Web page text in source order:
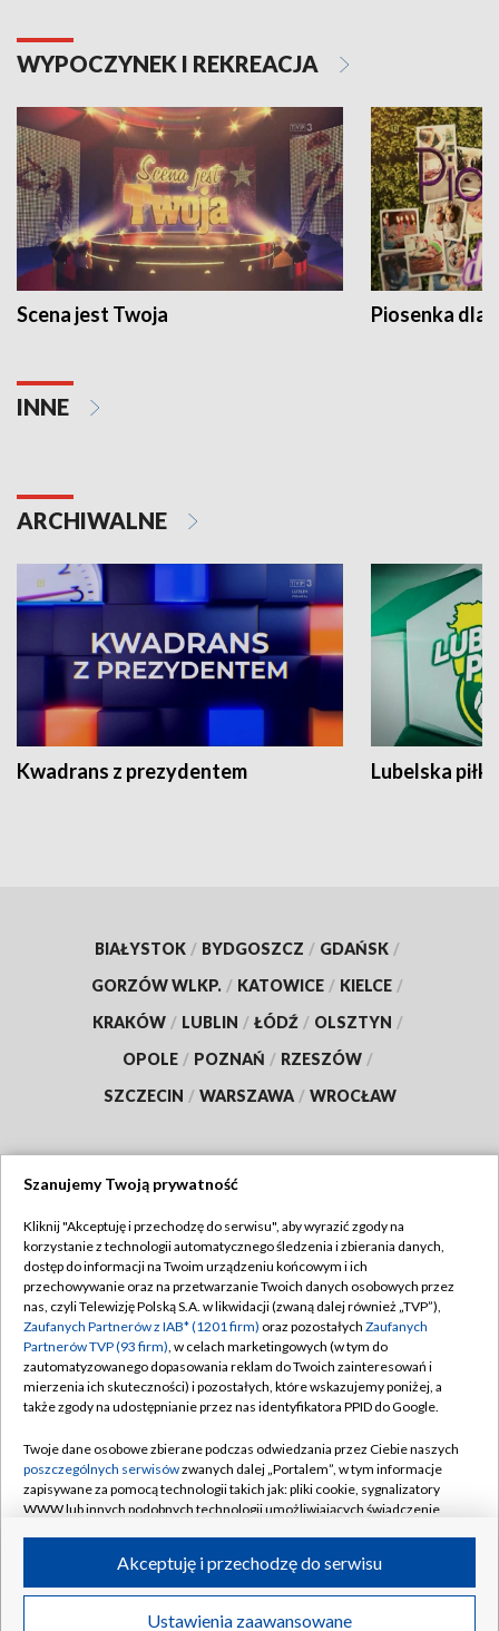
WYPOCZYNEK I REKREACJA
Scena jest Twoja Piosenka dla
INNE
ARCHIWALNE
Kwadrans z prezydentem Lubelska piłka
BIAŁYSTOK / BYDGOSZCZ / GDAŃSK /
GORZÓW WLKP. / KATOWICE / KIELCE /
KRAKÓW / LUBLIN / ŁÓDŹ / OLSZTYN /
OPOLE / POZNAŃ / RZESZÓW /
SZCZECIN / WARSZAWA / WROCŁAW
TVP
Abonament TVP
Emisja w TVP
Centrum informacji TVP
Naziemna Telewizja Cyfrowa
Rada Programowa
System NOS
Informacje o nadawcy
Program dla prasy
Regulamin TVP
Polityka prywatności
Moje zgody
Pomoc
Kontakt
Kanały
©2026 Telewizja Polska S.A. w likwidacji
Szanujemy Twoją prywatność
Kliknij "Akceptuję i przechodzę do serwisu", aby wyrazić zgody na
korzystanie z technologii automatycznego śledzenia i zbierania danych,
dostęp do informacji na Twoim urządzeniu końcowym i ich
przechowywanie oraz na przetwarzanie Twoich danych osobowych przez
nas, czyli Telewizję Polską S.A. w likwidacji (zwaną dalej również „TVP”),
Zaufanych Partnerów z IAB* (1201 firm) oraz pozostałych Zaufanych
Partnerów TVP (93 firm), w celach marketingowych (w tym do
zautomatyzowanego dopasowania reklam do Twoich zainteresowań i
mierzenia ich skuteczności) i pozostałych, które wskazujemy poniżej, a
także zgody na udostępnianie przez nas identyfikatora PPID do Google.
Twoje dane osobowe zbierane podczas odwiedzania przez Ciebie naszych
poszczególnych serwisówzwanych dalej „Portalem”, w tym informacje
zapisywane za pomocą technologii takich jak: pliki cookie, sygnalizatory
WWW lub innych podobnych technologii umożliwiających świadczenie
ruchu w Internecie.
Twoje dane osobowe zbierane podczas odwiedzania przez Ciebie
Ustawienia zaawansowane
Akceptuję i przechodzę do serwisu